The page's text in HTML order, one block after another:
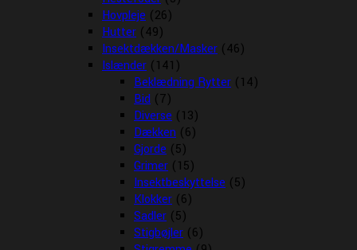
Hovpleje (26)
Hutter (49)
Insektdækken/Masker (46)
Islænder (141)
Beklædning Rytter (14)
Bid (7)
Diverse (13)
Dækken (6)
Gjorde (5)
Grimer (15)
Insektbeskyttelse (5)
Klokker (6)
Sadler (5)
Stigbøjler (6)